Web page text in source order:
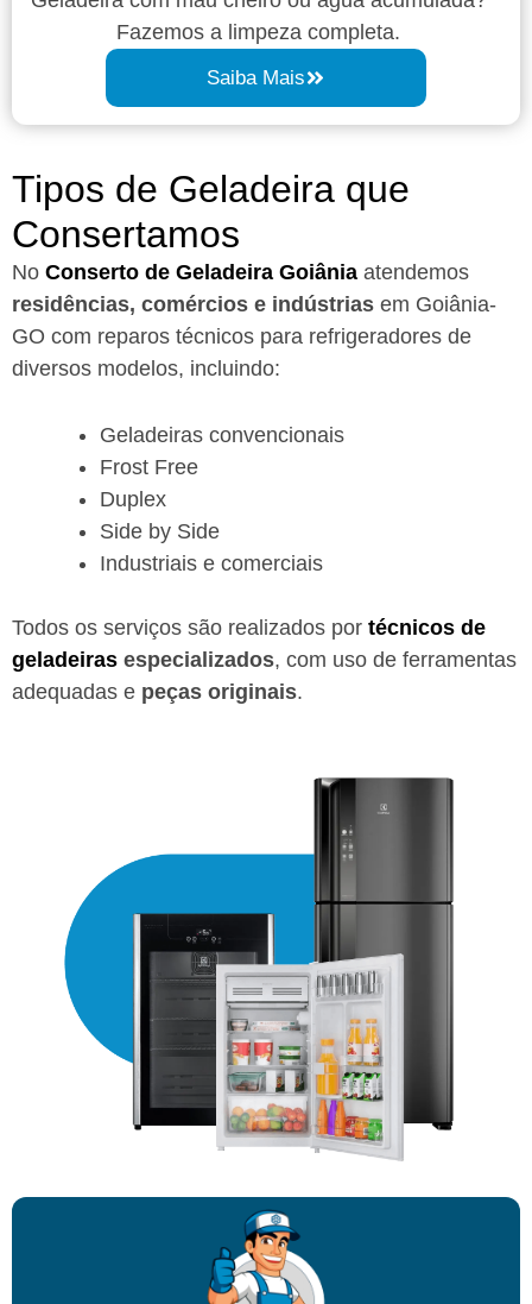
Fazemos a limpeza completa.
Saiba Mais
Tipos de Geladeira que
Consertamos
No Conserto de Geladeira Goiânia atendemos
residências, comércios e indústrias em Goiânia-
GO com reparos técnicos para refrigeradores de
diversos modelos, incluindo:
Geladeiras convencionais
Frost Free
Duplex
Side by Side
Industriais e comerciais
Todos os serviços são realizados por técnicos de
geladeiras especializados, com uso de ferramentas
adequadas e peças originais.